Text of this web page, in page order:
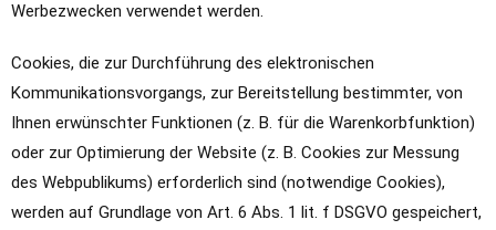
Werbezwecken verwendet werden.
Cookies, die zur Durchführung des elektronischen
Kommunikationsvorgangs, zur Bereitstellung bestimmter, von
Ihnen erwünschter Funktionen (z. B. für die Warenkorbfunktion)
oder zur Optimierung der Website (z. B. Cookies zur Messung
des Webpublikums) erforderlich sind (notwendige Cookies),
werden auf Grundlage von Art. 6 Abs. 1 lit. f DSGVO gespeichert,